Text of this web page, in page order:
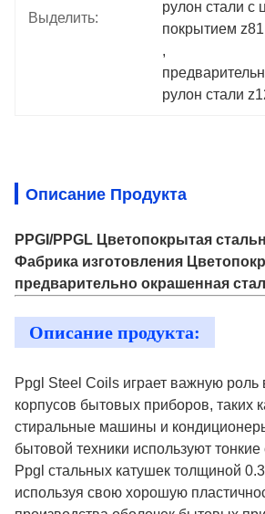
Выделить:
рулон стали с
покрытием z81
,
рулон стали
Описание Продукта
PPGI/PPGL Цветопокрытая
Фабрика изготовления
предварительно окрашенная
Описание продукта:
Ppgl Steel Coils играет важную роль
корпусов бытовых приборов, таких
стиральные машины и
бытовой техники используют
Ppgl стальных катушек толщиной
используя свою хорошую